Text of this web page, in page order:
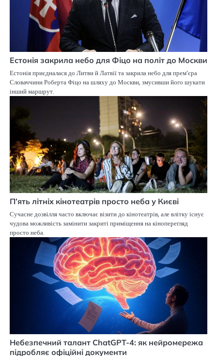
Естонія закрила небо для Фіцо на політ до Москви
Естонія приєдналася до Литви й Латвії та закрила небо для прем’єра
Словаччини Роберта Фіцо на шляху до Москви, змусивши його шукати
інший маршрут.
П’ять літніх кінотеатрів просто неба у Києві
Сучасне дозвілля часто включає візити до кінотеатрів, але влітку існує
чудова можливість замінити закриті приміщення на кіноперегляд
просто неба.
Небезпечний талант ChatGPT-4: як нейромережа
підробляє офіційні документи